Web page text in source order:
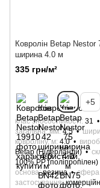
Кoврoлін Betap Nestor
ширина 4.0 м
335 грн/м²
+5
клас зносостійкості 31
загальна, мм 4.5
ковроліну, м 4.0
Betap (Нідерланди)
100% РР (поліпропілен)
основа резина
сфера
застосування